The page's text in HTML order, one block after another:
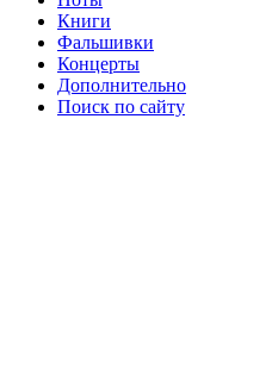
Книги
Фальшивки
Концерты
Дополнительно
Поиск по сайту